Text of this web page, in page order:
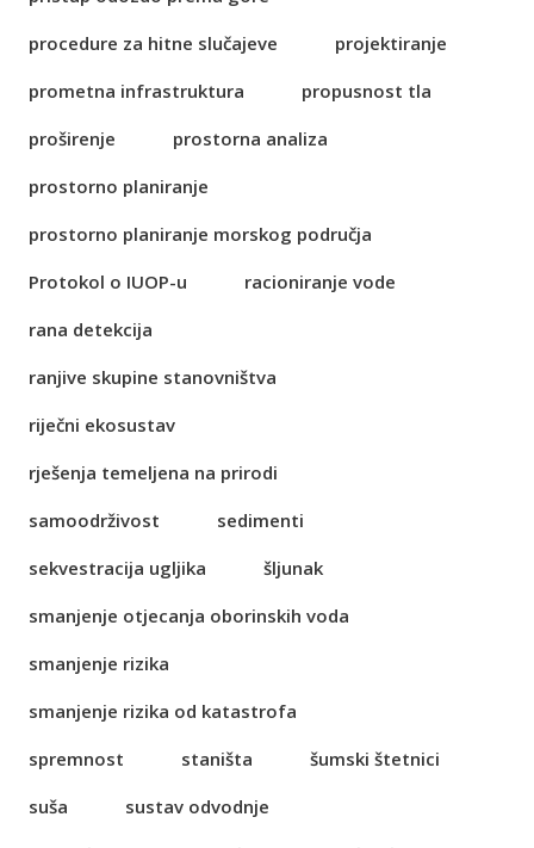
procedure za hitne slučajeve
projektiranje
prometna infrastruktura
propusnost tla
proširenje
prostorna analiza
prostorno planiranje
prostorno planiranje morskog područja
Protokol o IUOP-u
racioniranje vode
rana detekcija
ranjive skupine stanovništva
riječni ekosustav
rješenja temeljena na prirodi
samoodrživost
sedimenti
sekvestracija ugljika
šljunak
smanjenje otjecanja oborinskih voda
smanjenje rizika
smanjenje rizika od katastrofa
spremnost
staništa
šumski štetnici
suša
sustav odvodnje